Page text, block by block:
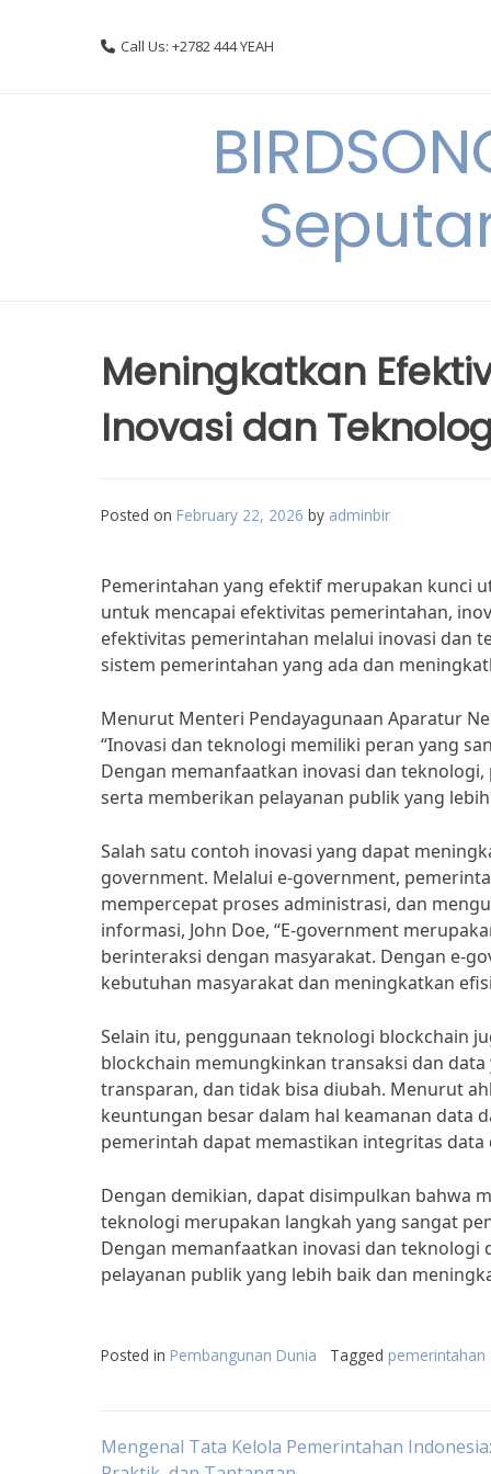
Call Us: +2782 444 YEAH
Meningkatkan
Inovasi dan
Posted on February 22, 2026 by adminbir
Pemerintahan yang efektif merupakan kunci
untuk mencapai efektivitas pemerintahan,
efektivitas pemerintahan melalui inovasi dan
sistem pemerintahan yang ada dan
Menurut Menteri Pendayagunaan Aparatur
“Inovasi dan teknologi memiliki peran yang
Dengan memanfaatkan inovasi dan
serta memberikan pelayanan publik yang
Salah satu contoh inovasi yang dapat
government. Melalui e-government,
mempercepat proses administrasi, dan
informasi, John Doe, “E-government
berinteraksi dengan masyarakat. Dengan e-
kebutuhan masyarakat dan meningkatkan
Selain itu, penggunaan teknologi blockchain
blockchain memungkinkan transaksi dan
transparan, dan tidak bisa diubah. Menurut
keuntungan besar dalam hal keamanan data
pemerintah dapat memastikan integritas
Dengan demikian, dapat disimpulkan bahwa
teknologi merupakan langkah yang sangat
Dengan memanfaatkan inovasi dan
pelayanan publik yang lebih baik dan
Posted in Pembangunan Dunia Tagged pemerintahan
Post
Mengenal Tata Kelola Pemerintahan